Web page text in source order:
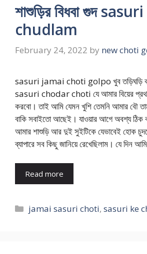
শাশুড়ির বিধবা গুদ
chudlam
February 24, 2022 by new choti
sasuri jamai choti golpo খুব তড়িঘড়ি
sasuri chodar choti যে আমার বিয়ের প্রথম
করবো। তাই আমি যেমন খুশি তেমনি আমার বৌ
বাকি সবাইতো আছেই। যাওয়ার আগে অবশ্য ঠিক
আমার শাশুড়ি আর দুই সুইটিকে যেভাবেই হোক
ব্যাপারে সব কিছু জানিয়ে রেখেছিলাম। যে দিন
Read more
Categories
jamai sasuri choti,sasuri ke